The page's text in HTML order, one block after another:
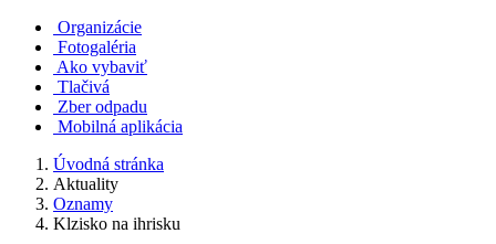
Organizácie
Fotogaléria
Ako vybaviť
Tlačivá
Zber odpadu
Mobilná aplikácia
Úvodná stránka
Aktuality
Oznamy
Klzisko na ihrisku